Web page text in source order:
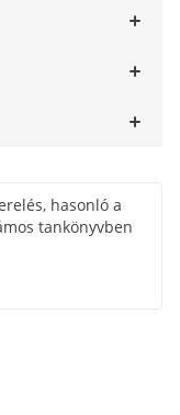
hasonló a
tankönyvben